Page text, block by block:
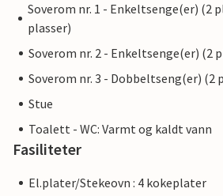
Soverom nr. 1 - Enkeltsenge(er) (2
plasser)
Soverom nr. 2 - Enkeltsenge(er) (2
Soverom nr. 3 - Dobbeltseng(er) (2
Stue
Toalett - WC: Varmt og kaldt vann
Fasiliteter
El.plater/Stekeovn : 4 kokeplater